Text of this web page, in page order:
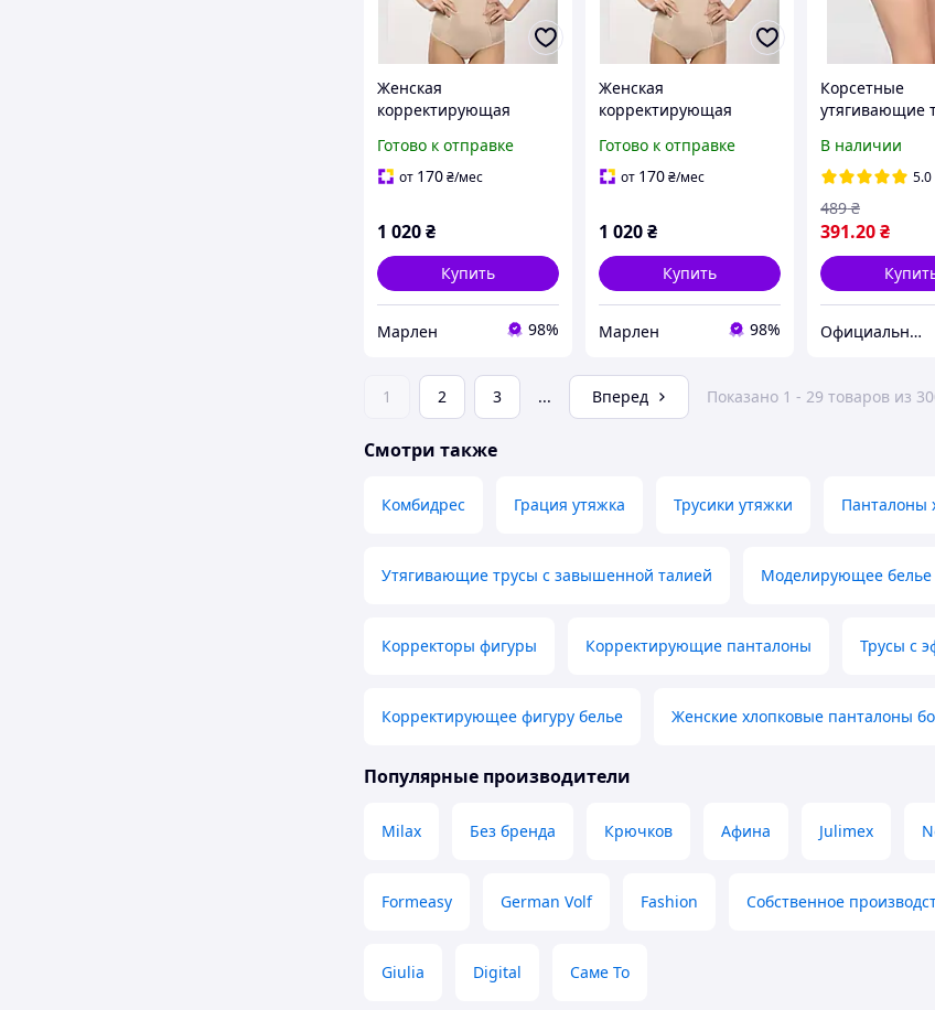
Женская
корректирующая
Элита. 90E
Готово к отправке
от 170₴/мес
1 020₴
Купить
Марлен 98%
Женская
корректирующая
Элита. 90F
Готово к отправке
от 170₴/мес
1 020₴
Купить
Марлен 98%
Корсетные
утягивающие
мод. 258 98,
В наличии
5.0
391.20₴
489 ₴
Официальный интернет магазин Сосницкой фабрики нижнего белья "ELITA"
1 2 3 ... Вперед Показано 1 - 29 товаров из
Смотри также
Комбидрес Грация утяжка Трусики утяжки Панталоны
Утягивающие трусы с завышенной талией Моделирующее белье
Корректоры фигуры Корректирующие панталоны Трусы с
Корректирующее фигуру белье Женские хлопковые панталоны
Популярные производители
Milax Без бренда Крючков Афина Julimex
Formeasy German Volf Fashion Собственное
Giulia Digital Саме То